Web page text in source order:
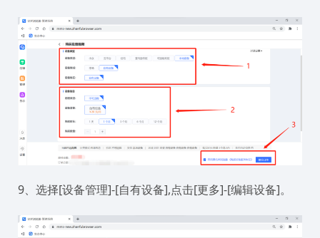
9、选择[设备管理]-[自有设备],点击[更多]-[编辑设备]。